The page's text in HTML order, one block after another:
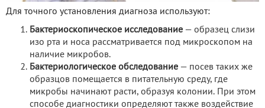
Для точного установления диагноза используют:
Бактериоскопическое исследование — образец слизи
изо рта и носа рассматривается под микроскопом на
наличие микробов.
Бактериологическое обследование — посев таких же
образцов помещается в питательную среду, где
микробы начинают расти, образуя колонии. При этом
способе диагностики определяют также воздействие